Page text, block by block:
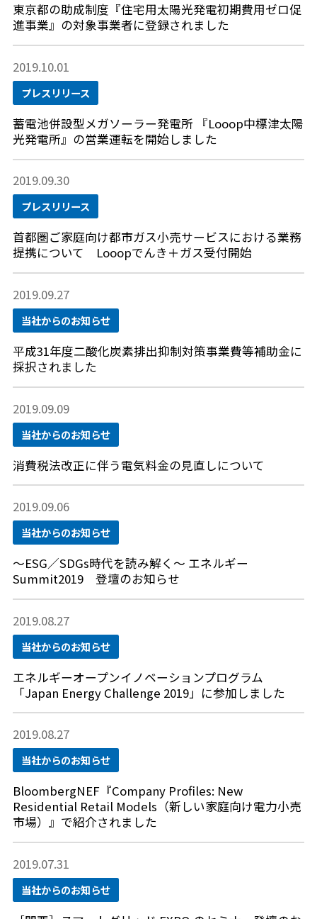
東京都の助成制度『住宅用太陽光発電初期費用ゼロ促
進事業』の対象事業者に登録されました
2019.10.01
プレスリリース
蓄電池併設型メガソーラー発電所 『Looop中標津太陽
光発電所』の営業運転を開始しました
2019.09.30
プレスリリース
首都圏ご家庭向け都市ガス小売サービスにおける業務
提携について Looopでんき＋ガス受付開始
2019.09.27
当社からのお知らせ
平成31年度二酸化炭素排出抑制対策事業費等補助金に
採択されました
2019.09.09
当社からのお知らせ
消費税法改正に伴う電気料金の見直しについて
2019.09.06
当社からのお知らせ
～ESG／SDGs時代を読み解く～ エネルギー
Summit2019 登壇のお知らせ
2019.08.27
当社からのお知らせ
エネルギーオープンイノベーションプログラム
「Japan Energy Challenge 2019」に参加しました
2019.08.27
当社からのお知らせ
BloombergNEF『Company Profiles: New
Residential Retail Models（新しい家庭向け電力小売
市場）』で紹介されました
2019.07.31
当社からのお知らせ